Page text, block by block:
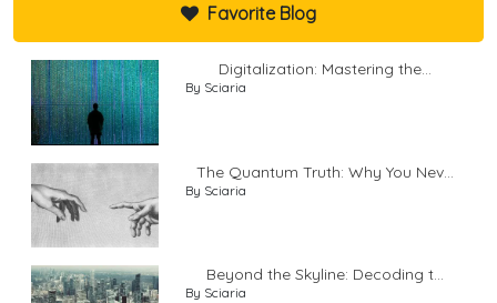
Favorite Blog
Digitalization: Mastering the...
By Sciaria
The Quantum Truth: Why You Nev...
By Sciaria
Beyond the Skyline: Decoding t...
By Sciaria